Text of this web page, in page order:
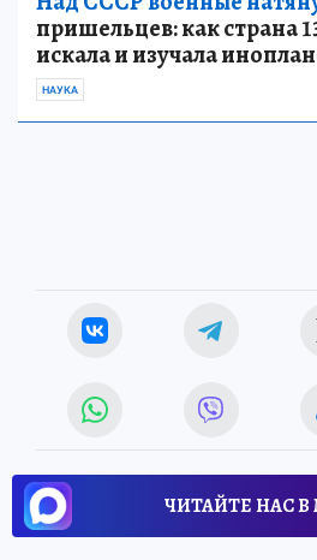
пришельцев: как страна
искала и изучала
НАУКА
ЧИТАЙТЕ НАС В